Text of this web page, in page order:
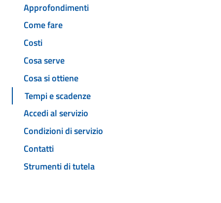
Approfondimenti
Come fare
Costi
Cosa serve
Cosa si ottiene
Tempi e scadenze
Accedi al servizio
Condizioni di servizio
Contatti
Strumenti di tutela